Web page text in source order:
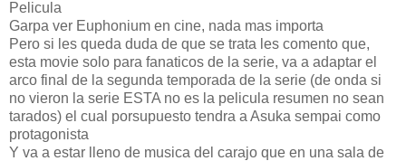
Pelicula
Garpa ver Euphonium en cine, nada mas importa
Pero si les queda duda de que se trata les comento que,
esta movie solo para fanaticos de la serie, va a adaptar el
arco final de la segunda temporada de la serie (de onda si
no vieron la serie ESTA no es la pelicula resumen no sean
tarados) el cual porsupuesto tendra a Asuka sempai como
protagonista
Y va a estar lleno de musica del carajo que en una sala de